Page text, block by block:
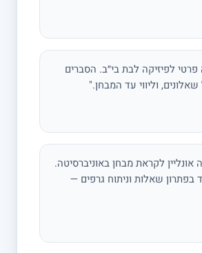
פרטי לפיזיקה לבת בי״ב. הסברים
שאלונים, וליווי עד המבחן."
אונליין לקראת מבחן באוניברסיטה.
שאלות וניתוח גרפים —